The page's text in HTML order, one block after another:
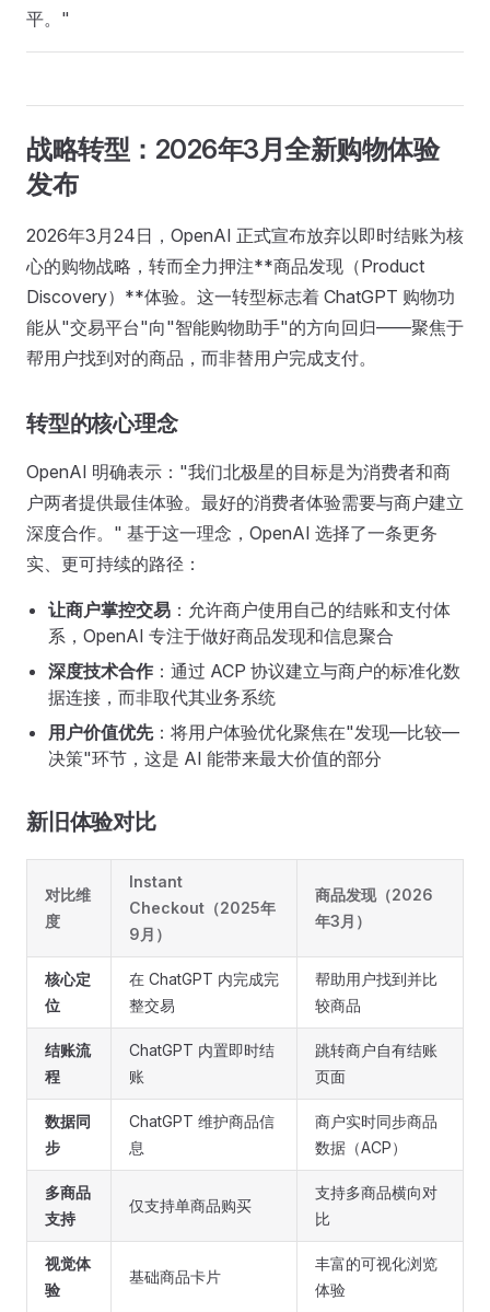
平。"
战略转型：2026年3月全新购物体验
发布
2026年3月24日，OpenAI 正式宣布放弃以即时结账为核
心的购物战略，转而全力押注**商品发现（Product
Discovery）**体验。这一转型标志着 ChatGPT 购物功
能从"交易平台"向"智能购物助手"的方向回归——聚焦于
帮用户找到对的商品，而非替用户完成支付。
转型的核心理念
OpenAI 明确表示："我们北极星的目标是为消费者和商
户两者提供最佳体验。最好的消费者体验需要与商户建立
深度合作。" 基于这一理念，OpenAI 选择了一条更务
实、更可持续的路径：
让商户掌控交易 ：允许商户使用自己的结账和支付体
系，OpenAI 专注于做好商品发现和信息聚合
深度技术合作 ：通过 ACP 协议建立与商户的标准化数
据连接，而非取代其业务系统
用户价值优先：将用户体验优化聚焦在"发现—比较—
决策"环节，这是 AI 能带来最大价值的部分
新旧体验对比
对比维
度
Instant
Checkout（2025年
9月）
商品发现（2026
年3月）
核心定
位
在 ChatGPT 内完成完
整交易
帮助用户找到并比
较商品
结账流
程
ChatGPT 内置即时结
账
跳转商户自有结账
页面
数据同
步
ChatGPT 维护商品信
息
商户实时同步商品
数据（ACP）
多商品
支持
仅支持单商品购买
支持多商品横向对
比
视觉体
验
基础商品卡片
丰富的可视化浏览
体验